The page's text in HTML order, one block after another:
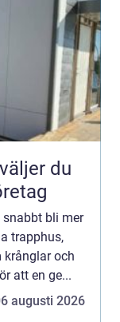
bli mer
trapphus,
krånglar och
att en ge...
augusti 2026